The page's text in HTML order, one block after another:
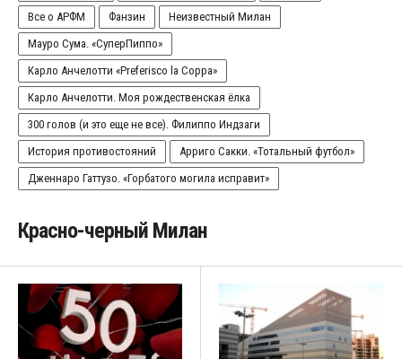
Все о АРФМ
Фанзин
Неизвестный Милан
Мауро Сума. «СуперПиппо»
Карло Анчелотти «Preferisco la Coppa»
Карло Анчелотти. Моя рождественская ёлка
300 голов (и это еще не все). Филиппо Индзаги
История противостояний
Арриго Сакки. «Тотальный футбол»
Дженнаро Гаттузо. «Горбатого могила исправит»
Красно-черный Милан